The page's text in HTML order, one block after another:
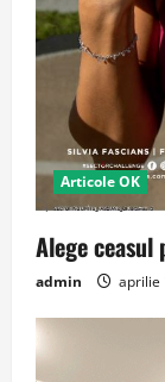
Articole OK
Alege
admin aprilie